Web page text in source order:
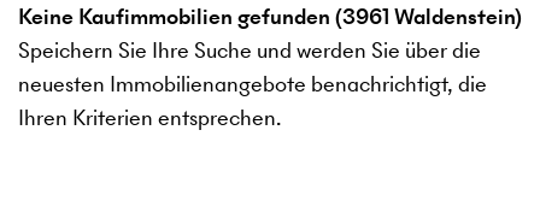
Keine Kaufimmobilien gefunden (3961 Waldenstein)
Speichern Sie Ihre Suche und werden Sie über die
neuesten Immobilienangebote benachrichtigt, die
Ihren Kriterien entsprechen.